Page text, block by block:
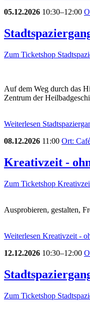
05.12.2026 10:30–12:00
Zum Ticketshop
Auf dem Weg durch das
Zentrum der
Weiterlesen
08.12.2026 11:00 Ort:
Kreativzeit -
Zum Ticketshop
Ausprobieren, gestalten,
Weiterlesen Kreativzeit -
12.12.2026 10:30–12:00
Zum Ticketshop